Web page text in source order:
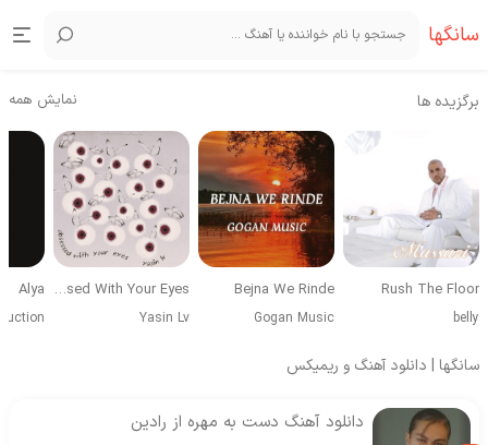
سانگها
برگزیده ها نمایش همه
Rush The Floor
belly
Bejna We Rinde
Gogan Music
Obsessed With Your Eyes
Yasin Lv
Alya
سانگها | دانلود آهنگ و ریمیکس
دانلود آهنگ دست به مهره از رادین